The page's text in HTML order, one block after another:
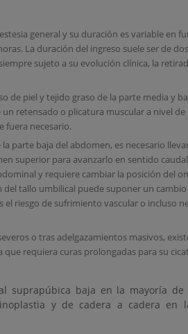
general y su duración es variable en
La duración del ingreso suele ser de
sujeto a su evolución clínica, la
de piel y tejido graso de la parte media y
retensado o plicatura muscular a nivel de
fuera necesario.
parte baja del abdomen, es necesario
superior para avanzarlo en sentido
y requiere cambiar la posición del
tallo umbilical puede suponer un cambio
riesgo de sufrimiento vascular o incluso
o tras adelgazamientos masivos,
requiera curas prolongadas para su
suprapúbica baja en la mayoría de
y de cadera a cadera en